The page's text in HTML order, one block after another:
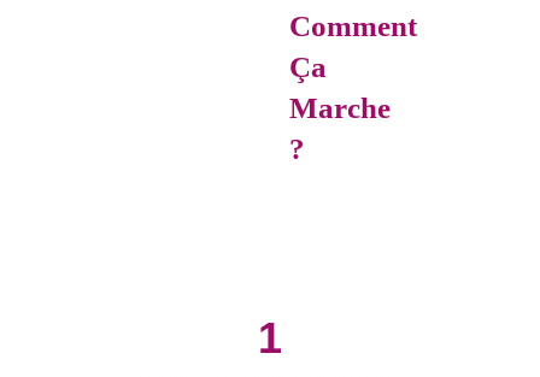
Comment
Ça
Marche
?
1